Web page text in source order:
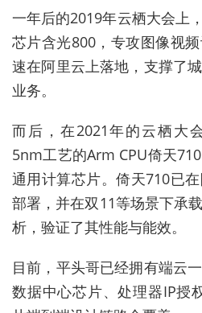
一年后的2019年云栖大会上
芯片含光800，专攻图像视
速在阿里云上落地，支撑了
业务。
而后，在2021年的云栖大
5nm工艺的Arm CPU倚天
通用计算芯片。倚天710已
部署，并在双11等场景下承
析，验证了其性能与能效。
目前，平头哥已经拥有端云
数据中心芯片、处理器IP授